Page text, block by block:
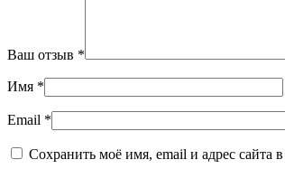
Ваш отзыв *
Имя *
Email *
Сохранить моё имя, email и адрес сайта